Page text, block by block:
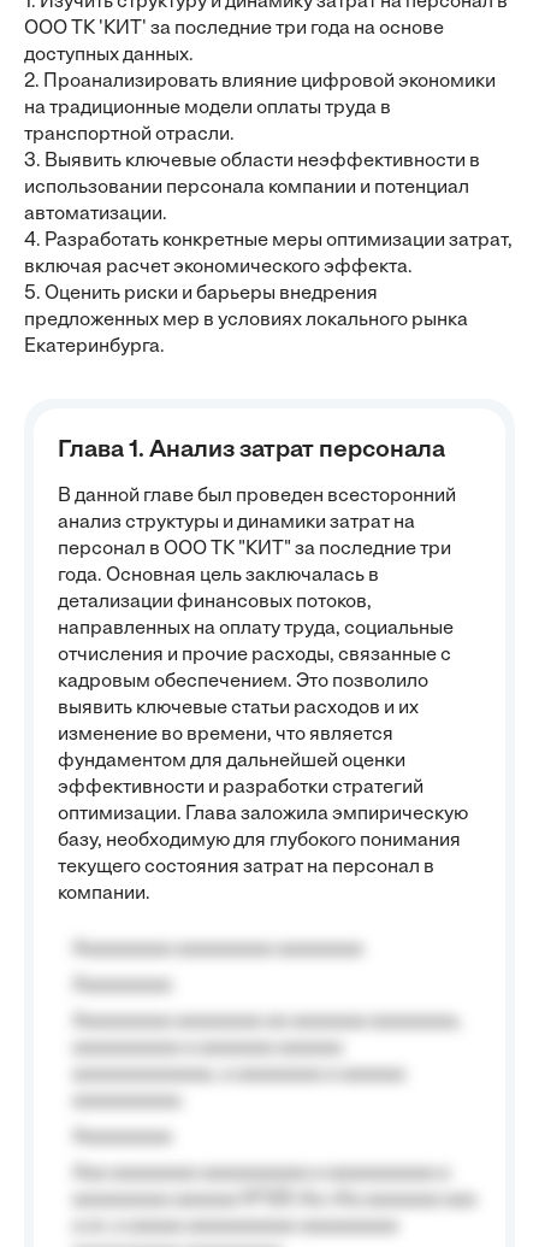
ООО ТК 'КИТ' за последние три года на основе
доступных данных.
2. Проанализировать влияние цифровой экономики
на традиционные модели оплаты труда в
транспортной отрасли.
3. Выявить ключевые области неэффективности в
использовании персонала компании и потенциал
автоматизации.
4. Разработать конкретные меры оптимизации затрат,
включая расчет экономического эффекта.
5. Оценить риски и барьеры внедрения
предложенных мер в условиях локального рынка
Екатеринбурга.
Глава 1. Анализ затрат персонала
В данной главе был проведен всесторонний
анализ структуры и динамики затрат на
персонал в ООО ТК "КИТ" за последние три
года. Основная цель заключалась в
детализации финансовых потоков,
направленных на оплату труда, социальные
отчисления и прочие расходы, связанные с
кадровым обеспечением. Это позволило
выявить ключевые статьи расходов и их
изменение во времени, что является
фундаментом для дальнейшей оценки
эффективности и разработки стратегий
оптимизации. Глава заложила эмпирическую
базу, необходимую для глубокого понимания
текущего состояния затрат на персонал в
компании.